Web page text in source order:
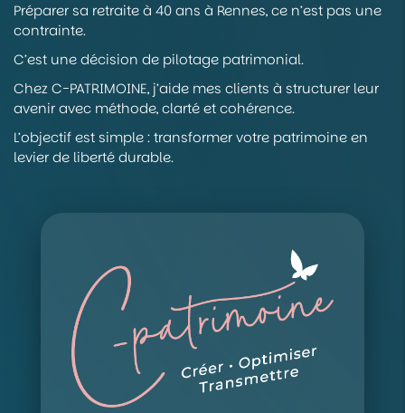
Préparer sa retraite à 40 ans à Rennes, ce n’est pas une
contrainte.
C’est une décision de pilotage patrimonial.
Chez C-PATRIMOINE, j’aide mes clients à structurer leur
avenir avec méthode, clarté et cohérence.
L’objectif est simple : transformer votre patrimoine en
levier de liberté durable.